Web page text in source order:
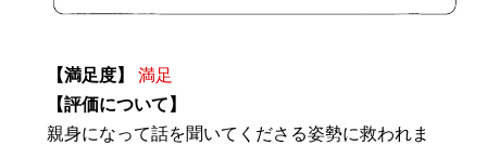
【満足度】
満足
【評価について】
親身になって話を聞いてくださる姿勢に救われま